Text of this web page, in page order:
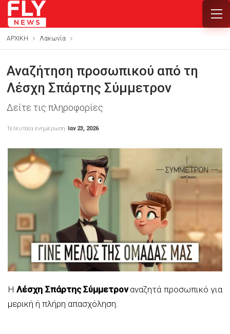
ΑΡΧΙΚΗ Λακωνία
Αναζήτηση προσωπικού από τη
Λέσχη Σπάρτης Σύμμετρον
Δείτε τις πληροφορίες
Τελευταία ενημέρωση Ιαν 23, 2026
ΗΛέσχη Σπάρτης Σύμμετροναναζητά προσωπικό για
μερική ή πλήρη απασχόληση.